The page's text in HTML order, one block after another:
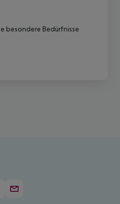
besondere Bedürfnisse